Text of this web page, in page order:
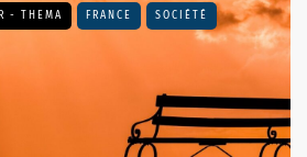
- THEMA FRANCE SOCIÉTÉ